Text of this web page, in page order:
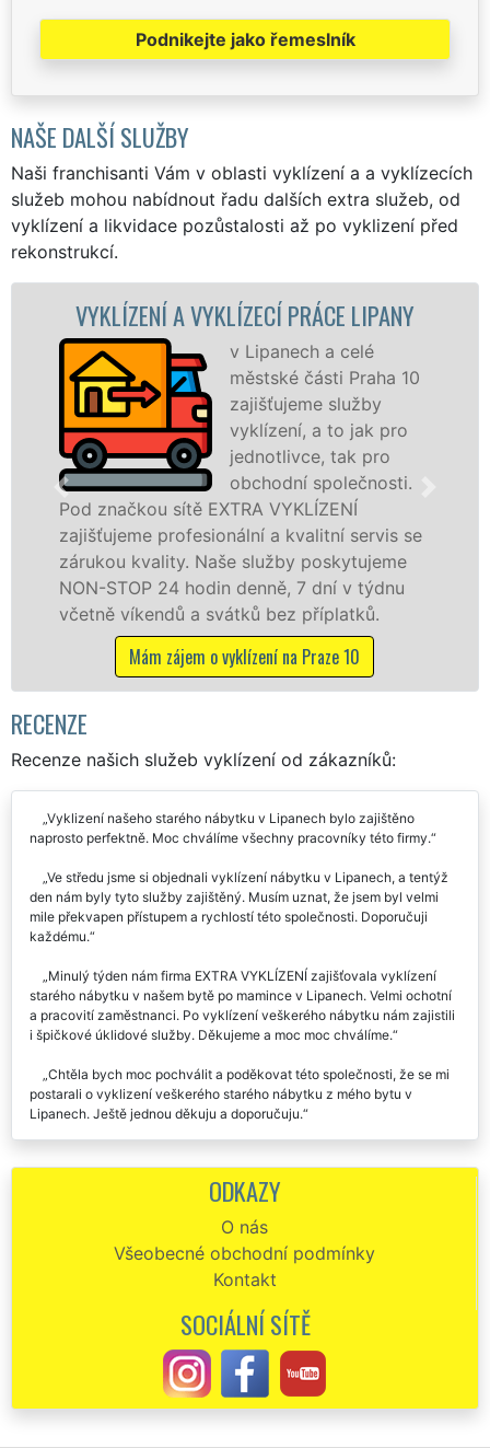
Podnikejte jako řemeslník
NAŠE DALŠÍ SLUŽBY
Naši franchisanti Vám v oblasti vyklízení a a vyklízecích
služeb mohou nabídnout řadu dalších extra služeb, od
vyklízení a likvidace pozůstalosti až po vyklizení před
rekonstrukcí.
A VYKLÍZECÍ PRÁCE LIPANY
v Lipanech a celé
městské části Praha 10
zajišťujeme služby
vyklízení, a to jak pro
jednotlivce, tak pro
obchodní společnosti.
sítě EXTRA VYKLÍZENÍ
profesionální a kvalitní servis se
Naše služby poskytujeme
24 hodin denně, 7 dní v týdnu
a svátků bez příplatků.
zájem o vyklízení na Praze 10
jak
zárukou
STOP bez
RECENZE
Recenze našich služeb vyklízení od zákazníků:
Vyklizení našeho starého nábytku v Lipanech bylo zajištěno
naprosto perfektně. Moc chválíme všechny pracovníky této firmy.
Ve středu jsme si objednali vyklízení nábytku v Lipanech, a tentýž
den nám byly tyto služby zajištěný. Musím uznat, že jsem byl velmi
mile překvapen přístupem a rychlostí této společnosti. Doporučuji
každému.
Minulý týden nám firma EXTRA VYKLÍZENÍ zajišťovala vyklízení
starého nábytku v našem bytě po mamince v Lipanech. Velmi ochotní
a pracovití zaměstnanci. Po vyklízení veškerého nábytku nám zajistili
i špičkové úklidové služby. Děkujeme a moc moc chválíme.
Chtěla bych moc pochválit a poděkovat této společnosti, že se mi
postarali o vyklizení veškerého starého nábytku z mého bytu v
Lipanech. Ještě jednou děkuju a doporučuju.
starého nábytku v Lipanech proběhlo naprosto bezchybně. Určitě
Vyklizení staré sedací soupravy v Lipanech. Vše proběhlo na
Společnost EXTRA VYKLÍZENÍ mi pomáhala vyhodit a zlikvidovat
moji starou kuchyňskou linku v Lipanech. Celou linku nádherně
rozebrali, zlikvidovali a hned se mi postarali i o nastěhování nové
kuchyňské linky. To, že mi zajistili její odbornou montáž mě velmi mile
překvapilo. Skutečně nabízí parádní služby a servis. Rozhodně
ODKAZY
O nás
Všeobecné obchodní podmínky
Kontakt
SOCIÁLNÍ SÍTĚ